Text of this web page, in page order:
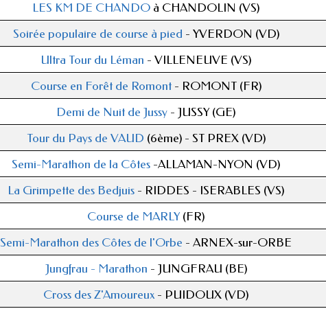
LES KM DE CHANDO à CHANDOLIN (VS)
Soirée populaire de course à pied - YVERDON (VD)
Ultra Tour du Léman - VILLENEUVE (VS)
Course en Forêt de Romont- ROMONT (FR)
Demi de Nuit de Jussy - JUSSY (GE)
Tour du Pays de VAUD (6ème) - ST PREX (VD)
Semi-Marathon de la Côtes -ALLAMAN-NYON (VD)
La Grimpette des Bedjuis - RIDDES - ISERABLES (VS)
Course de MARLY (FR)
Semi-Marathon des Côtes de l'Orbe - ARNEX-sur-ORBE
Jungfrau - Marathon - JUNGFRAU (BE)
Cross des Z'Amoureux- PUIDOUX (VD)